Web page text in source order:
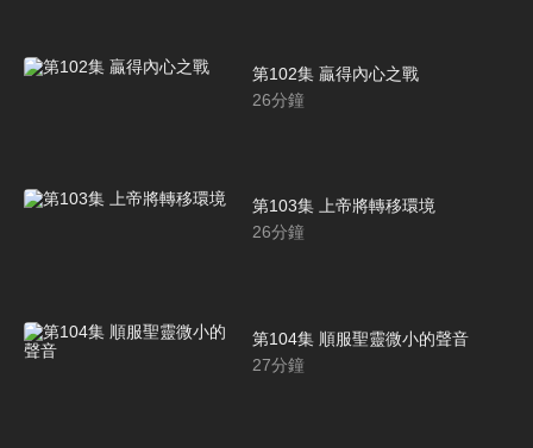
第102集 贏得內心之戰
26分鐘
第103集 上帝將轉移環境
26分鐘
第104集 順服聖靈微小的聲音
27分鐘